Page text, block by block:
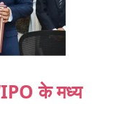
के मध्य